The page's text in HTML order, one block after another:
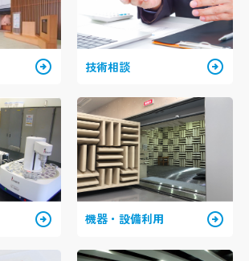
arrow_circle_right 技術相談 arrow_circle_right
arrow_circle_right 機器・設備利用 arrow_circle_right